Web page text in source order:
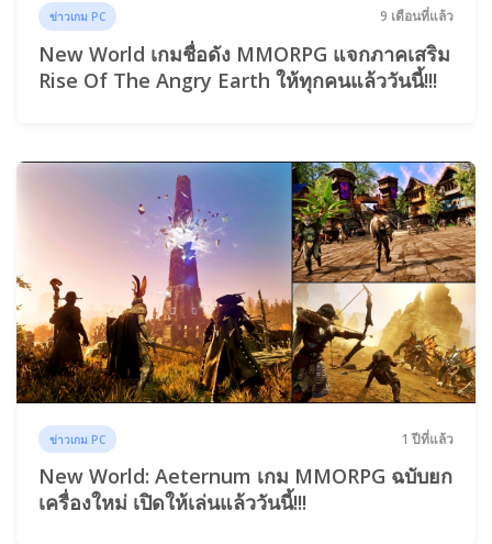
ข่าวเกม PC 9 เดือนที่แล้ว
New World เกมชื่อดัง MMORPG แจกภาคเสริม
Rise Of The Angry Earth ให้ทุกคนแล้ววันนี้!!!
ข่าวเกม PC 1 ปีที่แล้ว
New World: Aeternum เกม MMORPG ฉบับยก
เครื่องใหม่ เปิดให้เล่นแล้ววันนี้!!!